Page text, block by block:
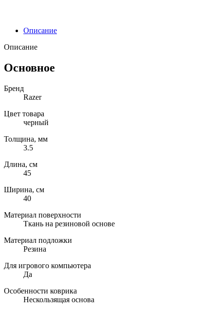
Описание
Описание
Основное
Бренд
Razer
Цвет товара
черный
Толщина, мм
3.5
Длина, см
45
Ширина, см
40
Материал поверхности
Ткань на резиновой основе
Материал подложки
Резина
Для игрового компьютера
Да
Особенности коврика
Нескользящая основа